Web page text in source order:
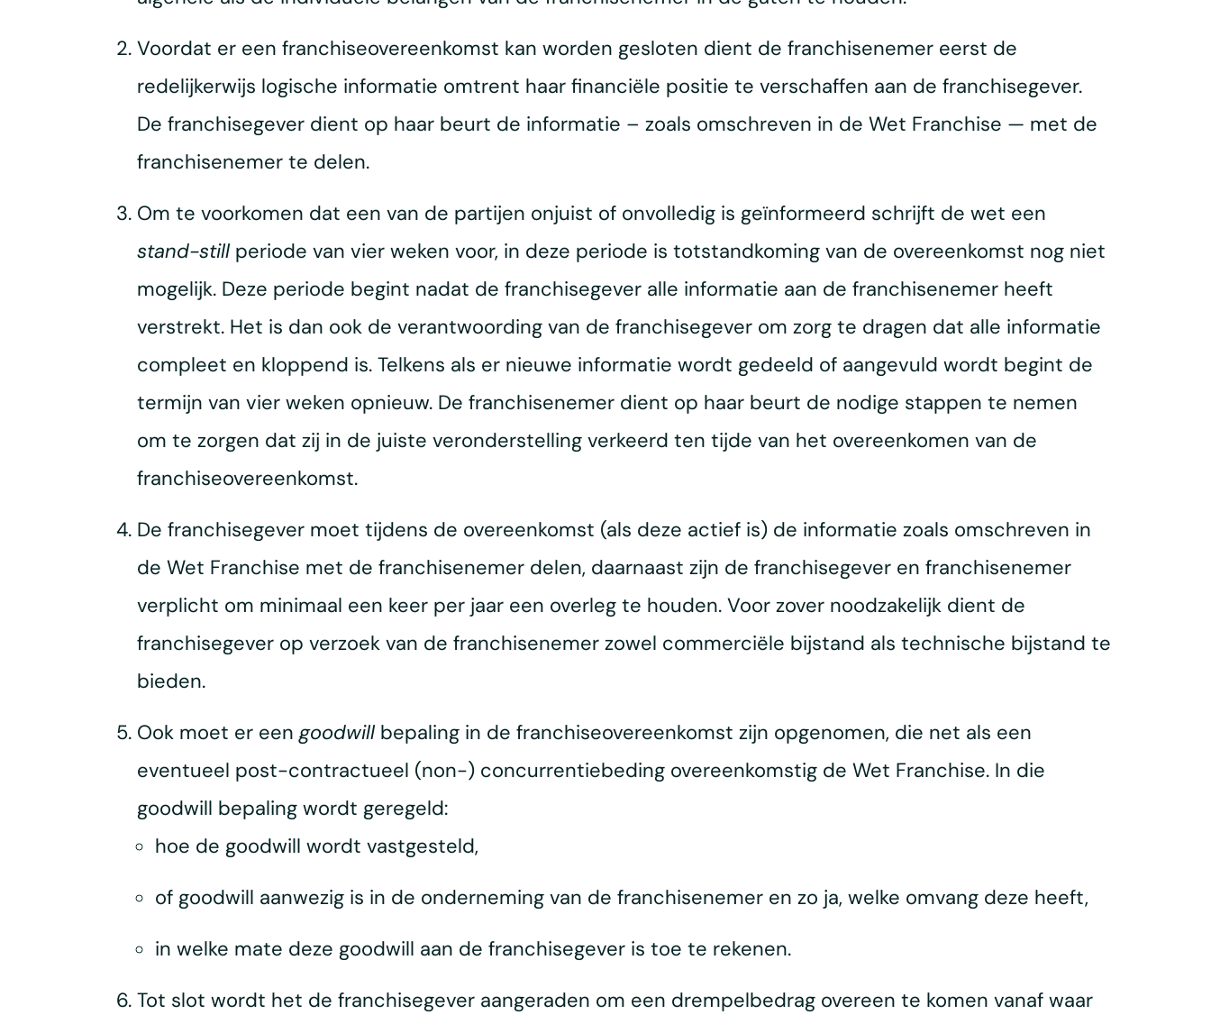
Voordat er een franchiseovereenkomst kan worden gesloten dient de franchisenemer eerst de
redelijkerwijs logische informatie omtrent haar financiële positie te verschaffen aan de franchisegever.
De franchisegever dient op haar beurt de informatie – zoals omschreven in de Wet Franchise — met de
franchisenemer te delen.
Om te voorkomen dat een van de partijen onjuist of onvolledig is geïnformeerd schrijft de wet een
stand-stillperiode van vier weken voor, in deze periode is totstandkoming van de overeenkomst nog niet
mogelijk. Deze periode begint nadat de franchisegever alle informatie aan de franchisenemer heeft
verstrekt. Het is dan ook de verantwoording van de franchisegever om zorg te dragen dat alle informatie
compleet en kloppend is. Telkens als er nieuwe informatie wordt gedeeld of aangevuld wordt begint de
termijn van vier weken opnieuw. De franchisenemer dient op haar beurt de nodige stappen te nemen
om te zorgen dat zij in de juiste veronderstelling verkeerd ten tijde van het overeenkomen van de
franchiseovereenkomst.
De franchisegever moet tijdens de overeenkomst (als deze actief is) de informatie zoals omschreven in
de Wet Franchise met de franchisenemer delen, daarnaast zijn de franchisegever en franchisenemer
verplicht om minimaal een keer per jaar een overleg te houden. Voor zover noodzakelijk dient de
franchisegever op verzoek van de franchisenemer zowel commerciële bijstand als technische bijstand te
bieden.
Ook moet er eengoodwillbepaling in de franchiseovereenkomst zijn opgenomen, die net als een
eventueel post-contractueel (non-) concurrentiebeding overeenkomstig de Wet Franchise. In die
goodwill bepaling wordt geregeld:
hoe de goodwill wordt vastgesteld,
of goodwill aanwezig is in de onderneming van de franchisenemer en zo ja, welke omvang deze heeft,
in welke mate deze goodwill aan de franchisegever is toe te rekenen.
Tot slot wordt het de franchisegever aangeraden om een drempelbedrag overeen te komen vanaf waar